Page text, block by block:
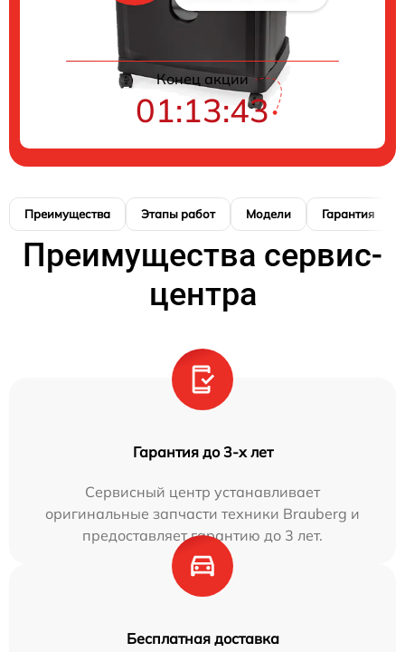
Конец акции
01:13:42
Преимущества Этапы работ Модели Гарантия
Преимущества сервис-
центра
Гарантия до 3-х лет
Сервисный центр устанавливает
оригинальные запчасти техники Brauberg и
предоставляет гарантию до 3 лет.
Бесплатная доставка